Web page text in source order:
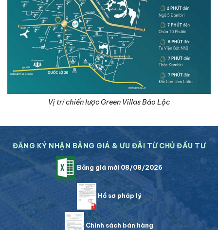
Vị trí chiến lược Green Villas Bảo Lộc
ĐĂNG KÝ NHẬN BẢNG GIÁ & ƯU ĐÃI TỪ CHỦ ĐẦU TƯ
Bảng giá mới 08/08/2026
Hồ sơ pháp lý
Chính sách bán hàng